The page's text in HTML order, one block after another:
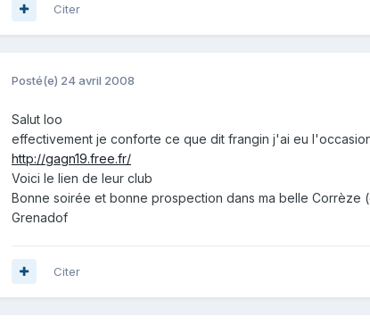
Citer
Posté(e) 24 avril 2008
Salut loo
effectivement je conforte ce que dit frangin j'ai eu
http://gagn19.free.fr/
Voici le lien de leur club
Bonne soirée et bonne prospection dans ma belle Corrèze
Grenadof
Citer